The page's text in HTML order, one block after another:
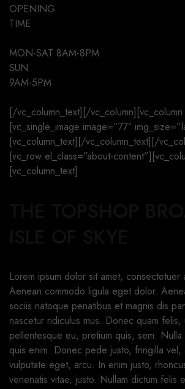
OPENING
TIME
MON-SAT 8AM-8PM
SUN
9AM-5PM
[/vc_column_text][/
[vc_single_image image=”77″
[vc_column_text][/vc_column_text][/
[vc_row el_class=”about-
[vc_column_text]
Lorem ipsum dolor sit amet, consectetuer
Aenean commodo ligula eget dolor.
sociis natoque penatibus et magnis dis
nascetur ridiculus mus. Donec quam felis,
pellentesque eu, pretium quis, sem. Nulla
quis enim. Donec pede justo, fringilla vel,
vulputate eget, arcu. In enim justo,
venenatis vitae, justo. Nullam dictum felis